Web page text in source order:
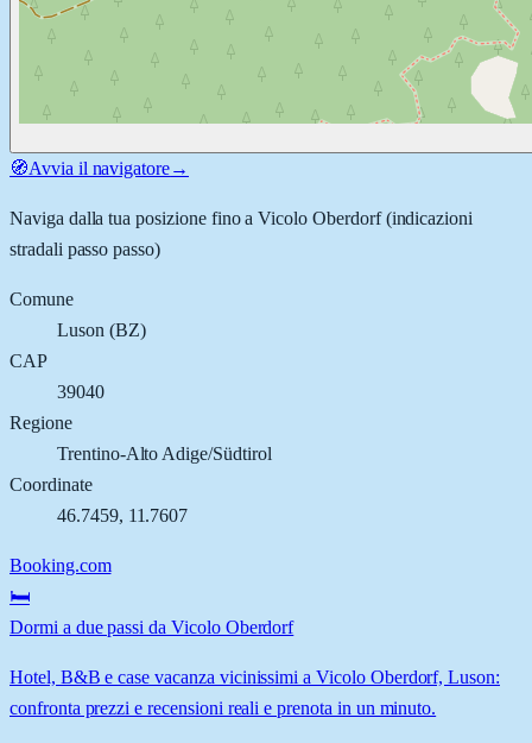
🧭Avvia il navigatore→
Naviga dalla tua posizione fino aVicolo Oberdorf(indicazioni
stradali passo passo)
Comune
Luson (BZ)
CAP
39040
Regione
Trentino-Alto Adige/Südtirol
Coordinate
46.7459, 11.7607
Booking.com
🛏️
Dormi a due passi da Vicolo Oberdorf
Hotel, B&B e case vacanza vicinissimi a Vicolo Oberdorf, Luson:
confronta prezzi e recensioni reali e prenota in un minuto.